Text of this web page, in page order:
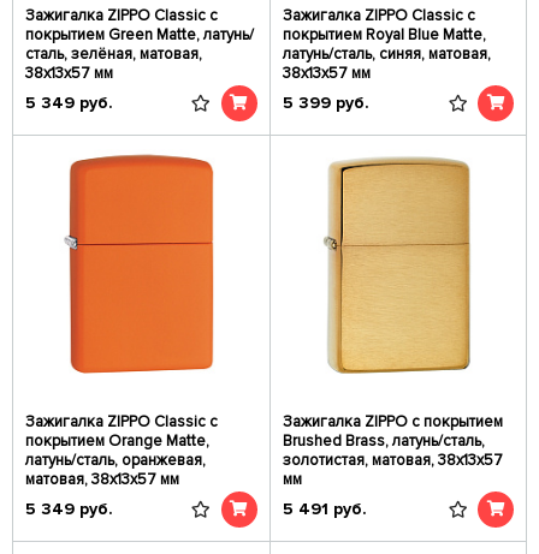
Зажигалка ZIPPO Classic с
покрытием Green Matte, латунь/
сталь, зелёная, матовая,
38x13x57 мм
5 349 руб.
Зажигалка ZIPPO Classic с
покрытием Royal Blue Matte,
латунь/сталь, синяя, матовая,
38x13x57 мм
5 399 руб.
Зажигалка ZIPPO Classic с
покрытием Orange Matte,
латунь/сталь, оранжевая,
матовая, 38x13x57 мм
5 349 руб.
Зажигалка ZIPPO с покрытием
Brushed Brass, латунь/сталь,
золотистая, матовая, 38x13x57
мм
5 491 руб.